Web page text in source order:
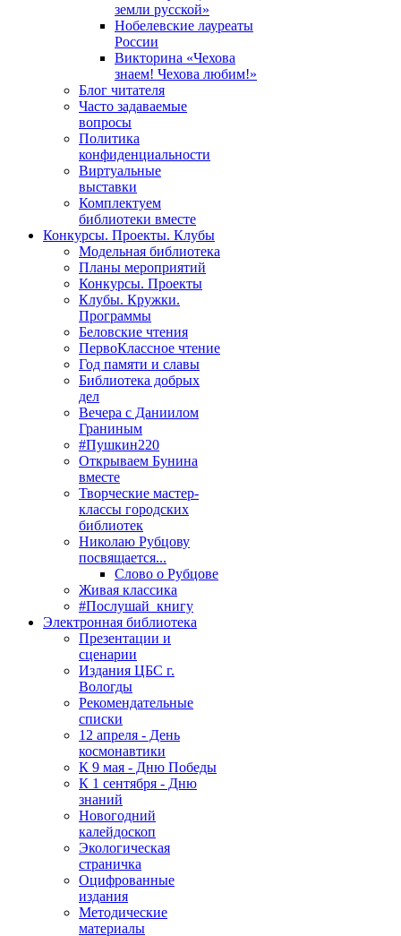
земли русской»
Нобелевские лауреаты
России
Викторина «Чехова
знаем! Чехова любим!»
Блог читателя
Часто задаваемые
вопросы
Политика
конфиденциальности
Виртуальные
выставки
Комплектуем
библиотеки вместе
Конкурсы. Проекты. Клубы
Модельная библиотека
Планы мероприятий
Конкурсы. Проекты
Клубы. Кружки.
Программы
Беловские чтения
ПервоКлассное чтение
Год памяти и славы
Библиотека добрых
дел
Вечера с Даниилом
Граниным
#Пушкин220
Открываем Бунина
вместе
Творческие мастер-
классы городских
библиотек
Николаю Рубцову
посвящается...
Слово о Рубцове
Живая классика
#Послушай_книгу
Электронная библиотека
Презентации и
сценарии
Издания ЦБС г.
Вологды
Рекомендательные
списки
12 апреля - День
космонавтики
К 9 мая - Дню Победы
К 1 сентября - Дню
знаний
Новогодний
калейдоскоп
Экологическая
страничка
Оцифрованные
издания
Методические
материалы